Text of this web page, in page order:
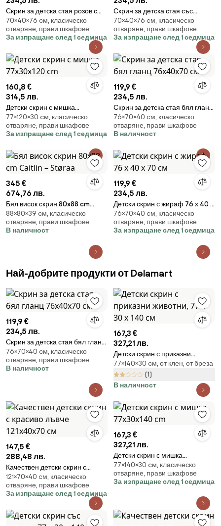
Скрин за детска стая розов с
балерина 76х40х70 см
70×40×76 cм, класическо
отваряне, прави шкафове
За изпращане след 1 седмица
Скрин за детска стая със
сладко животно 76х40х70 см
70×40×76 cм, класическо
отваряне, прави шкафове
За изпращане след 1 седмица
160,8 €
314,5 лв.
Детски скрин с мишка
77x30x120 cm
77×120×30 cм, класическо
отваряне, прави шкафове
За изпращане след 1 седмица
119,9 €
234,5 лв.
Скрин за детска стая бял гланц
76х40х70 см
76×70×40 cм, класическо
отваряне, прави шкафове
В наличност
345 €
674,76 лв.
Бял висок скрин 80x88 cm
Caitlin – Støraa
88×80×39 cм, класическо
отваряне, прави шкафове
В наличност
119,9 €
234,5 лв.
Детски скрин с жираф 76 х 40 х
70 см
76×70×40 cм, класическо
отваряне, прави шкафове
За изпращане след 1 седмица
Най-добрите продукти от Delamart
119,9 €
234,5 лв.
Скрин за детска стая бял гланц
76х40х70 см
76×70×40 cм, класическо
отваряне, прави шкафове
В наличност
167,3 €
327,21 лв.
Детски скрин с приказни
животни, 77 x 30 x 140 см
77×140×30 cм, от клен, от бреза
(1)
В наличност
147,5 €
288,48 лв.
Качествен детски скрин с
красиво лъвче 121х40х70 см
121×70×40 cм, класическо
отваряне, прави шкафове
За изпращане след 1 седмица
167,3 €
327,21 лв.
Детски скрин с мишка
77x30x140 cm
77×140×30 cм, класическо
отваряне, прави шкафове
За изпращане след 1 седмица